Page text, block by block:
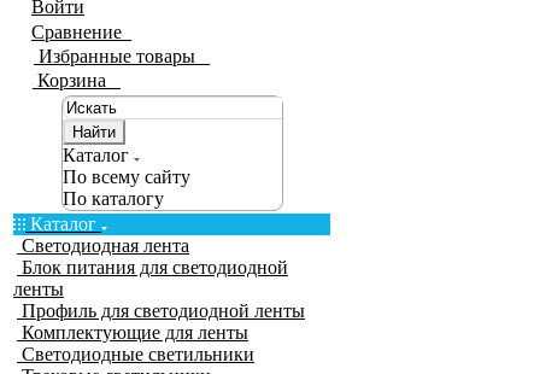
Войти
Сравнение
Избранные товары
Корзина
Найти
Каталог
По всему сайту
По каталогу
Каталог
Светодиодная лента
Блок питания для светодиодной
ленты
Профиль для светодиодной ленты
Комплектующие для ленты
Светодиодные светильники